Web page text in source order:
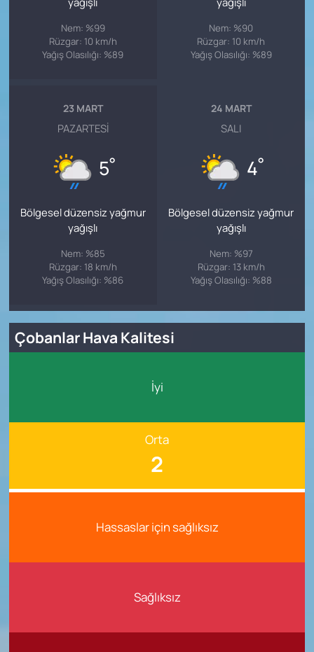
Nem: %99
Rüzgar: 10 km/h
Yağış Olasılığı: %89
Nem: %90
Rüzgar: 10 km/h
Yağış Olasılığı: %89
23 MART
PAZARTESI
5°
Bölgesel düzensiz yağmur
yağışlı
Nem: %85
Rüzgar: 18 km/h
Yağış Olasılığı: %86
24 MART
SALI
4°
Bölgesel düzensiz yağmur
yağışlı
Nem: %97
Rüzgar: 13 km/h
Yağış Olasılığı: %88
Çobanlar Hava Kalitesi
İyi
Orta
2
Hassaslar için sağlıksız
Sağlıksız